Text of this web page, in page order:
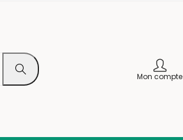
Mon compte